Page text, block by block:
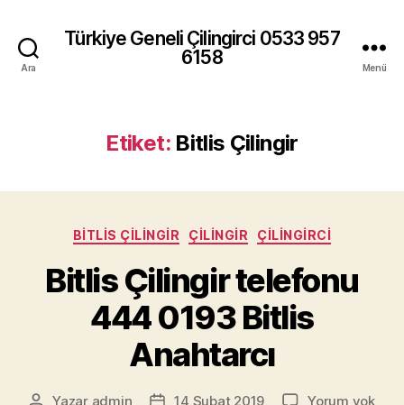
Ara
Türkiye Geneli Çilingirci 0533 957
6158
Menü
Etiket: Bitlis Çilingir
Kategoriler
BITLIS ÇILINGIR ÇILINGIR ÇILINGIRCI
Bitlis Çilingir telefonu
444 0193 Bitlis
Anahtarcı
Yazının
Yazar admin
Yazı14 Şubat 2019 Yorum yok